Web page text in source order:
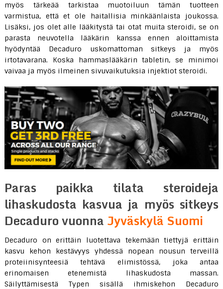
myös tärkeää tarkistaa muotoiluun tämän tuotteen
varmistua, että et ole haitallisia minkäänlaista joukossa.
Lisäksi, jos olet alle lääkitystä tai otat muita steroidi, se on
parasta neuvotella lääkärin kanssa ennen aloittamista
hyödyntää Decaduro uskomattoman sitkeys ja myös
irtotavarana. Koska hammaslääkärin tabletin, se minimoi
vaivaa ja myös ilmeinen sivuvaikutuksia injektiot steroidi.
Paras paikka tilata steroideja
lihaskudosta kasvua ja myös sitkeys
Decaduro vuonna Jyväskylä Suomi
Decaduro on erittäin luotettava tekemään tiettyjä erittäin
kasvu kehon kestävyys yhdessä nopean nousun terveillä
proteiinisynteesiä tehtävä elimistössä, joka antaa
erinomaisen etenemistä lihaskudosta massan.
Säilyttämisestä Typen sisällä ihmiskehon Decaduro